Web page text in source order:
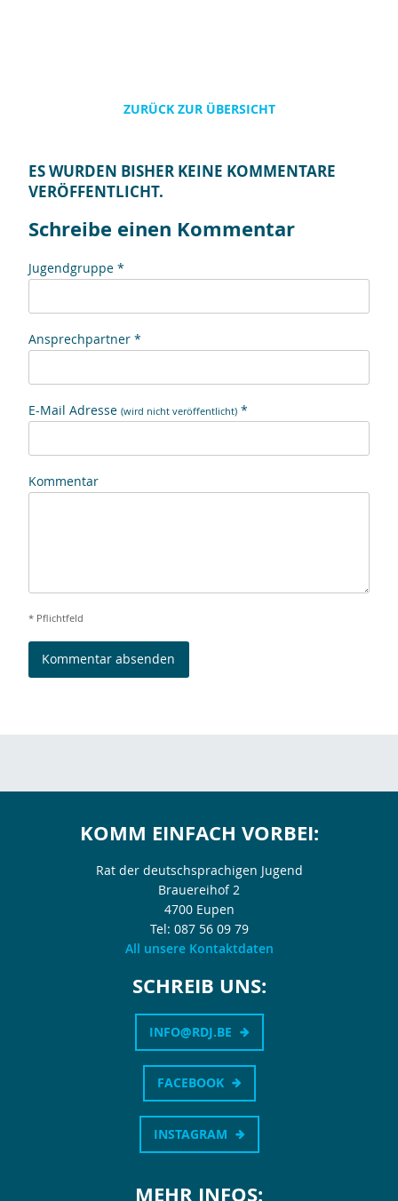
ZURÜCK ZUR ÜBERSICHT
ES WURDEN BISHER KEINE KOMMENTARE
VERÖFFENTLICHT.
Schreibe einen Kommentar
Jugendgruppe *
Ansprechpartner *
E-Mail Adresse (wird nicht veröffentlicht) *
Kommentar
* Pflichtfeld
KOMM EINFACH VORBEI:
Rat der deutschsprachigen Jugend
Brauereihof 2
4700 Eupen
Tel: 087 56 09 79
All unsere Kontaktdaten
SCHREIB UNS:
INFO@RDJ.BE
FACEBOOK
INSTAGRAM
MEHR INFOS: